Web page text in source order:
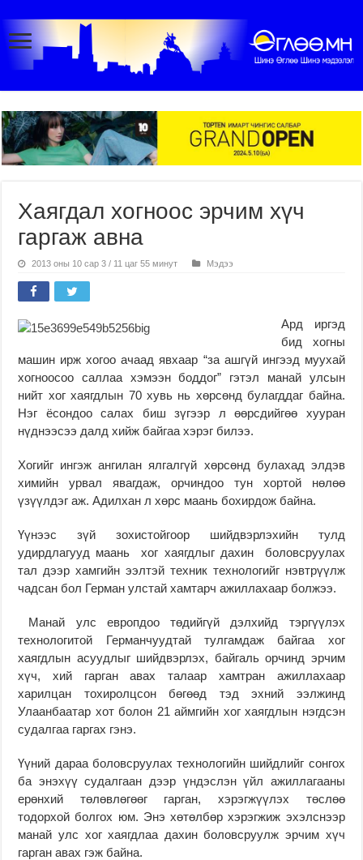
Хаягдал хогноос эрчим хүч
гаргаж авна
2013 оны 10 сар 3 / 11 цаг 55 минут Мэдээ
Ард иргэд
бид хогны
машин ирж хогоо ачаад явхаар “за ашгүй ингээд муухай
хогноосоо саллаа хэмээн боддог” гэтэл манай улсын
нийт хог хаягдлын 70 хувь нь хөрсөнд булагддаг байна.
Нэг ёсондоо салах биш зүгээр л өөрсдийгөө хууран
нүднээсээ далд хийж байгаа хэрэг билээ.
Хогийг ингэж ангилан ялгалгүй хөрсөнд булахад элдэв
химийн урвал явагдаж, орчиндоо тун хортой нөлөө
үзүүлдэг аж. Адилхан л хөрс маань бохирдож байна.
Үүнээс зүй зохистойгоор шийдвэрлэхийн тулд
удирдлагууд маань хог хаягдлыг дахин боловсруулах
тал дээр хамгийн ээлтэй техник технологийг нэвтрүүлж
чадсан бол Герман улстай хамтарч ажиллахаар болжээ.
Манай улс европдоо төдийгүй дэлхийд тэргүүлэх
технологитой Германчуудтай тулгамдаж байгаа хог
хаягдлын асуудлыг шийдвэрлэх, байгаль орчинд эрчим
хүч, хий гарган авах талаар хамтран ажиллахаар
харилцан тохиролцсон бөгөөд тэд эхний ээлжинд
Улаанбаатар хот болон 21 аймгийн хог хаягдлын нэгдсэн
судалгаа гаргах гэнэ.
Үүний дараа боловсруулах технологийн шийдлийг сонгох
ба энэхүү судалгаан дээр үндэслэн үйл ажиллагааны
ерөнхий төлөвлөгөөг гарган, хэрэгжүүлэх төслөө
тодорхой болгох юм. Энэ хөтөлбөр хэрэгжиж эхэлснээр
манай улс хог хаягдлаа дахин боловсруулж эрчим хүч
гарган авах гэж байна.